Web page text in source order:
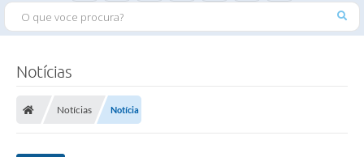
O QUE VOCE PROCURA?
Notícias
Notícias Notícia